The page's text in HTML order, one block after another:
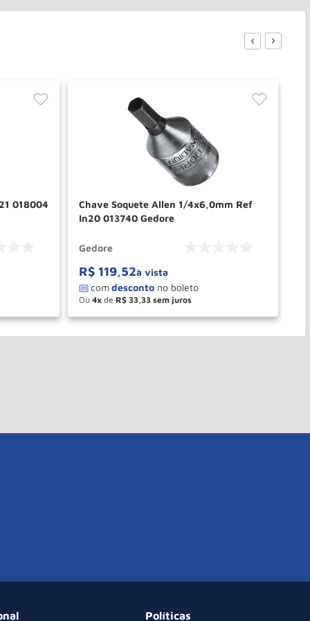
018004
Chave Soquete Allen 1/4x6,0mm Ref
In20 013740 Gedore
Gedore
R$ 119,52à vista
Ou 4 de R$ 33,33
＋
－ COMPRAR
Políticas